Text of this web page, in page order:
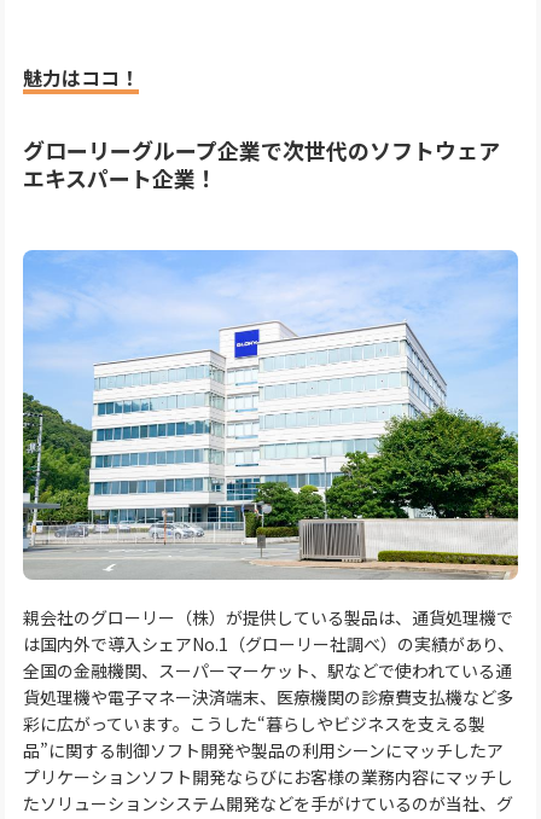
魅力はココ！
グローリーグループ企業で次世代のソフトウェア
エキスパート企業！
親会社のグローリー（株）が提供している製品は、通貨処理機で
は国内外で導入シェアNo.1（グローリー社調べ）の実績があり、
全国の金融機関、スーパーマーケット、駅などで使われている通
貨処理機や電子マネー決済端末、医療機関の診療費支払機など多
彩に広がっています。こうした“暮らしやビジネスを支える製
品”に関する制御ソフト開発や製品の利用シーンにマッチしたア
プリケーションソフト開発ならびにお客様の業務内容にマッチし
たソリューションシステム開発などを手がけているのが当社、グ